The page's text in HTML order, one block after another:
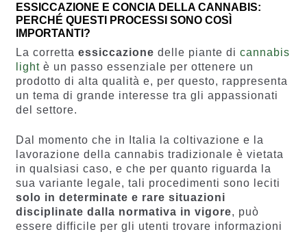
ESSICCAZIONE E CONCIA DELLA CANNABIS:
PERCHÉ QUESTI PROCESSI SONO COSÌ
IMPORTANTI?
La corretta essiccazione delle piante di cannabis
lightè un passo essenziale per ottenere un
prodotto di alta qualità e, per questo, rappresenta
un tema di grande interesse tra gli appassionati
del settore.
Dal momento che in Italia la coltivazione e la
lavorazione della cannabis tradizionale è vietata
in qualsiasi caso, e che per quanto riguarda la
sua variante legale, tali procedimenti sono leciti
solo in determinate e rare situazioni
disciplinate dalla normativa in vigore, può
essere difficile per gli utenti trovare informazioni